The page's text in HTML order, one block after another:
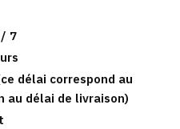
7
délai correspond au
délai de livraison)